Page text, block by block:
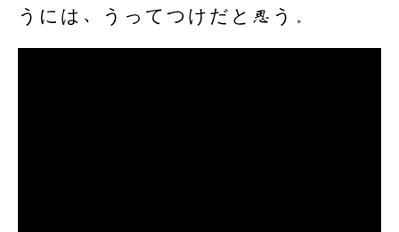
うには、うってつけだと思う。